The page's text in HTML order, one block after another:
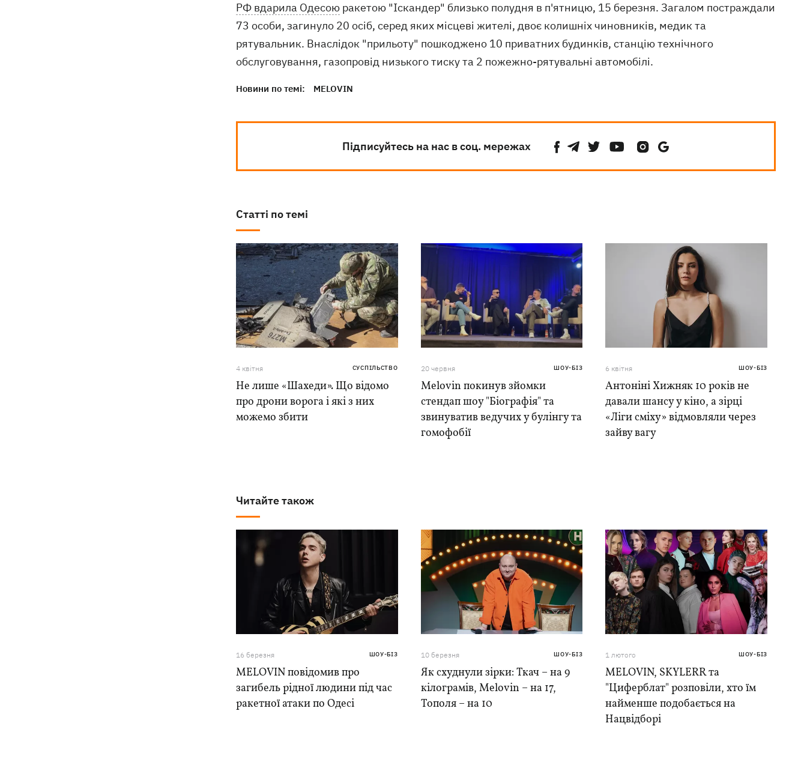
РФ вдарила Одесою ракетою "Іскандер" близько полудня в п'ятницю, 15 березня. Загалом постраждали
73 особи, загинуло 20 осіб, серед яких місцеві жителі, двоє колишніх чиновників, медик та
рятувальник. Внаслідок "прильоту" пошкоджено 10 приватних будинків, станцію технічного
обслуговування, газопровід низького тиску та 2 пожежно-рятувальні автомобілі.
Новини по темі: MELOVIN
Підписуйтесь на нас в соц. мережах
Статті по темі
4 квiтня СУСПІЛЬСТВО
Не лише «Шахеди». Що відомо
про дрони ворога і які з них
можемо збити
20 червня ШОУ-БІЗ
Melovin покинув зйомки
стендап шоу "Біографія" та
звинуватив ведучих у булінгу та
гомофобії
6 квiтня ШОУ-БІЗ
Антоніні Хижняк 10 років не
давали шансу у кіно, а зірці
«Ліги сміху» відмовляли через
зайву вагу
Читайте також
16 березня ШОУ-БІЗ
MELOVIN повідомив про
загибель рідної людини під час
ракетної атаки по Одесі
10 березня ШОУ-БІЗ
Як схуднули зірки: Ткач – на 9
кілограмів, Melovin – на 17,
Тополя – на 10
1 лютого ШОУ-БІЗ
MELOVIN, SKYLERR та
"Циферблат" розповіли, хто їм
найменше подобається на
Нацвідборі